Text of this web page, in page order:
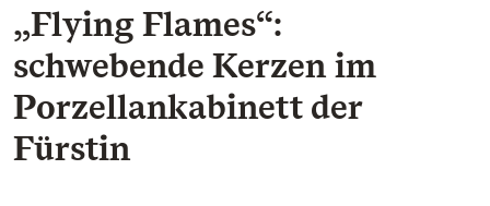
„Flying Flames“:
schwebende Kerzen im
Porzellankabinett der
Fürstin